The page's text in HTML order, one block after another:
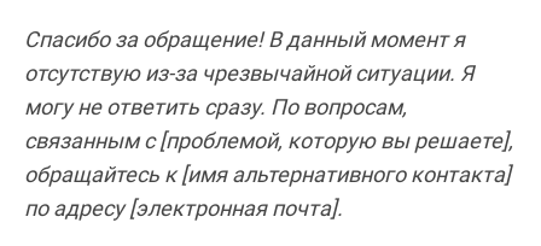
Спасибо за обращение! В данный момент я
отсутствую из-за чрезвычайной ситуации. Я
могу не ответить сразу. По вопросам,
связанным с [проблемой, которую вы решаете],
обращайтесь к [имя альтернативного контакта]
по адресу [электронная почта].